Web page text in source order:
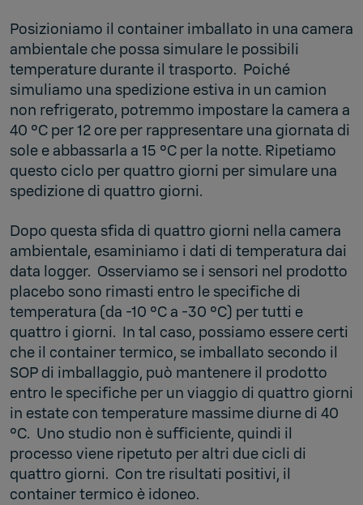
Posizioniamo il container imballato in una camera
ambientale che possa simulare le possibili
temperature durante il trasporto. Poiché
simuliamo una spedizione estiva in un camion
non refrigerato, potremmo impostare la camera a
40 °C per 12 ore per rappresentare una giornata di
sole e abbassarla a 15 °C per la notte. Ripetiamo
questo ciclo per quattro giorni per simulare una
spedizione di quattro giorni.
Dopo questa sfida di quattro giorni nella camera
ambientale, esaminiamo i dati di temperatura dai
data logger. Osserviamo se i sensori nel prodotto
placebo sono rimasti entro le specifiche di
temperatura (da -10 °C a -30 °C) per tutti e
quattro i giorni. In tal caso, possiamo essere certi
che il container termico, se imballato secondo il
SOP di imballaggio, può mantenere il prodotto
entro le specifiche per un viaggio di quattro giorni
in estate con temperature massime diurne di 40
°C. Uno studio non è sufficiente, quindi il
processo viene ripetuto per altri due cicli di
quattro giorni. Con tre risultati positivi, il
container termico è idoneo.